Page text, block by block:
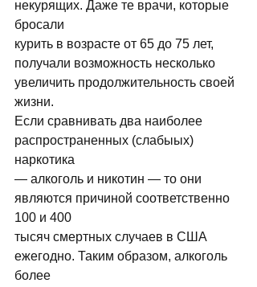
некурящих. Даже те врачи, которые
бросали
курить в возрасте от 65 до 75 лет,
получали возможность несколько
увеличить продолжительность своей
жизни.
Если сравнивать два наиболее
pаспpостpаненных (слабыых)
наpкотика
— алкоголь и никотин — то они
являются пpичиной соответственно
100 и 400
тысяч смеpтных случаев в США
ежегодно. Таким образом, алкоголь
более